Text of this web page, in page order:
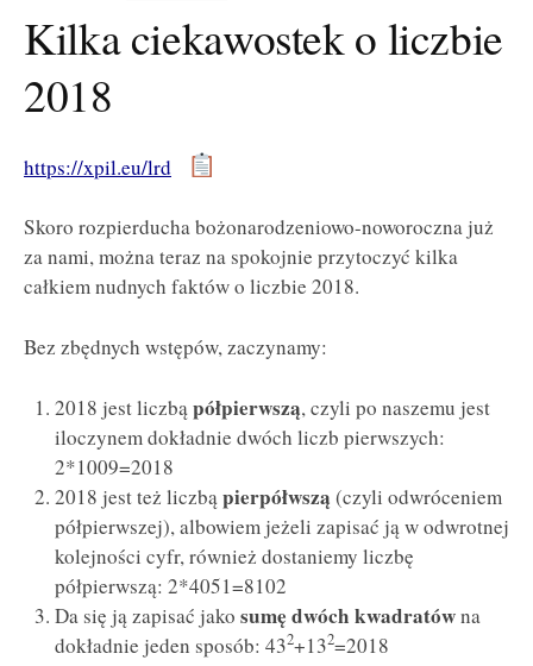
Kilka ciekawostek o liczbie
2018
https://xpil.eu/lrd
Skoro rozpierducha bożonarodzeniowo-noworoczna już
za nami, można teraz na spokojnie przytoczyć kilka
całkiem nudnych faktów o liczbie 2018.
Bez zbędnych wstępów, zaczynamy:
2018 jest liczbąpółpierwszą, czyli po naszemu jest
iloczynem dokładnie dwóch liczb pierwszych:
2*1009=2018
2018 jest też liczbąpierpółwszą (czyli odwróceniem
półpierwszej), albowiem jeżeli zapisać ją w odwrotnej
kolejności cyfr, również dostaniemy liczbę
półpierwszą: 2*4051=8102
Da się ją zapisać jako sumę dwóch kwadratówna
dokładnie jeden sposób: 432+132=2018